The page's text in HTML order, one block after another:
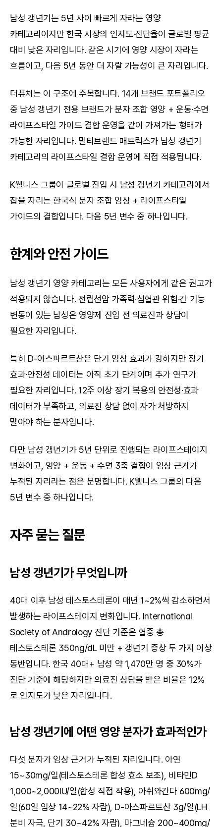
남성 갱년기는 5년 사이 빠르게 자라는 영양
카테고리이지만 한국 시장의 인지도·진단율이 글로벌 평균
대비 낮은 자리입니다. 같은 시기에 영양 시장이 자라는
흐름이고, 다음 5년 동안 더 자랄 가능성이 큰 자리입니다.
더퓨처는 이 구조에 주목합니다. 14개 브랜드 포트폴리오
중 남성 갱년기 전용 브랜드가 분자 조합 영양 + 운동·수면
라이프스타일 가이드 결합 운영을 같이 가져가는 형태가
가능한 자리입니다. 멀티브랜드 매트릭스가 남성 갱년기
카테고리의 라이프스타일 결합 운영에 직접 적용됩니다.
K웰니스 그룹이 글로벌 진입 시 남성 갱년기 카테고리에서
잡을 자리는 한국식 분자 조합 임상 + 라이프스타일
가이드의 결합입니다. 다음 5년 변수 중 하나입니다.
한계와 안전 가이드
남성 갱년기 영양 카테고리는 모든 사용자에게 같은 권고가
적용되지 않습니다. 전립선암 가족력·심혈관 위험·간 기능
변동이 있는 남성은 영양제 진입 전 의료진과 상담이
필요한 자리입니다.
특히 D-아스파르트산은 단기 임상 효과가 강하지만 장기
효과·안전성 데이터는 아직 초기 단계이며 추가 연구가
필요한 자리입니다. 12주 이상 장기 복용의 안전성·효과
데이터가 부족하고, 의료진 상담 없이 자가 처방하지
말아야 하는 분자입니다.
다만 남성 갱년기가 5년 단위로 진행되는 라이프스테이지
변화이고, 영양 + 운동 + 수면 3축 결합이 임상 근거가
누적된 자리라는 점은 분명합니다. K웰니스 그룹의 다음
5년 변수 중 하나입니다.
자주 묻는 질문
남성 갱년기가 무엇입니까
40대 이후 남성 테스토스테론이 매년 1~2%씩 감소하면서
발생하는 라이프스테이지 변화입니다. International
Society of Andrology 진단 기준은 혈중 총
테스토스테론 350ng/dL 미만 + 갱년기 증상 두 가지 이상
동반입니다. 한국 40대+ 남성 약 1,470만 명 중 30%가
진단 기준에 해당하지만 의료진 상담을 받은 비율은 12%
로 인지도가 낮은 자리입니다.
남성 갱년기에 어떤 영양 분자가 효과적인가
다섯 분자가 임상 근거가 누적된 자리입니다. 아연
15~30mg/일(테스토스테론 합성 효소 보조), 비타민D
1,000~2,000IU/일(합성 직접 작용), 아쉬와간다 600mg/
일(60일 임상 14~22% 자람), D-아스파르트산 3g/일(LH
분비 자극, 단기 30~42% 자람), 마그네슘 200~400mg/